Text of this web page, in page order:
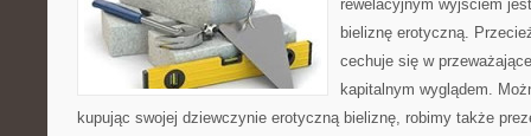
rewelacyjnym wyjściem
bieliznę erotyczną.
cechuje się w
kapitalnym wyglądem.
kupując swojej dziewczynie erotyczną bieliznę, robimy także